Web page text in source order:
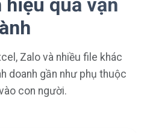
quả vận
Zalo và nhiều file khác
doanh gần như phụ thuộc
con người.